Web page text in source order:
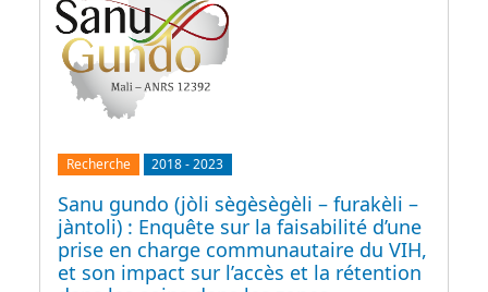
Recherche 2018-2023
Sanu gundo (jòli sègèsègèli – furakèli –
jàntoli) : Enquête sur la faisabilité d’une
prise en charge communautaire du VIH,
et son impact sur l’accès et la rétention